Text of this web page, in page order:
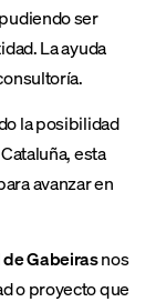
ser
La ayuda
la posibilidad
esta
avanzar en
Gabeirasnos
o proyecto que